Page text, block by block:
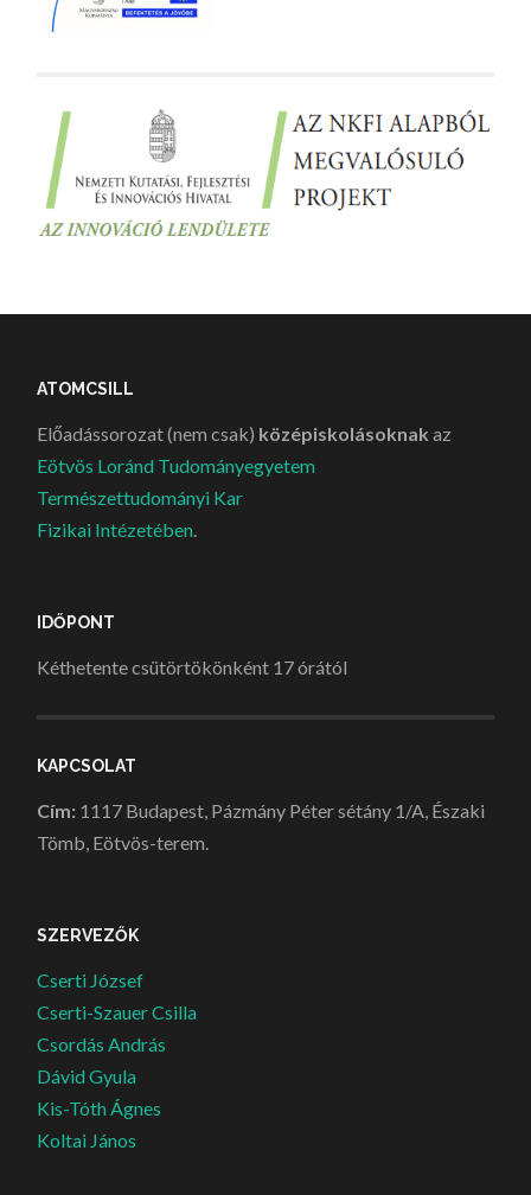
ATOMCSILL
Előadássorozat (nem csak) középiskolásoknak az
Eötvös Loránd Tudományegyetem
Természettudományi Kar
Fizikai Intézetében.
IDŐPONT
Kéthetente csütörtökönként 17 órától
KAPCSOLAT
Cím: 1117 Budapest, Pázmány Péter sétány 1/A, Északi
Tömb, Eötvös-terem.
SZERVEZŐK
Cserti József
Cserti-Szauer Csilla
Csordás András
Dávid Gyula
Kis-Tóth Ágnes
Koltai János